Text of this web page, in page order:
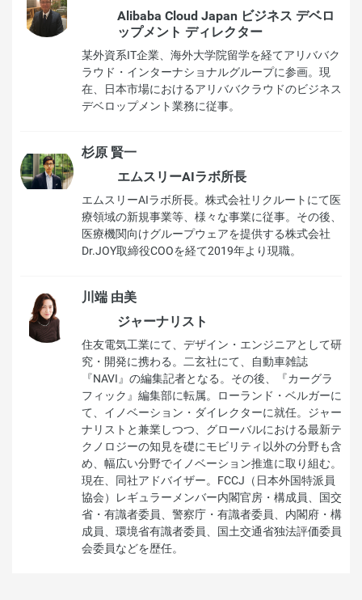
Alibaba Cloud Japan ビジネス デベロ
ップメント ディレクター
某外資系IT企業、海外大学院留学を経てアリババク
ラウド・インターナショナルグループに参画。現
在、日本市場におけるアリババクラウドのビジネス
デベロップメント業務に従事。
杉原 賢一
エムスリーAIラボ所長
エムスリーAIラボ所長。株式会社リクルートにて医
療領域の新規事業等、様々な事業に従事。その後、
医療機関向けグループウェアを提供する株式会社
Dr.JOY取締役COOを経て2019年より現職。
川端 由美
ジャーナリスト
住友電気工業にて、デザイン・エンジニアとして研
究・開発に携わる。二玄社にて、自動車雑誌
『NAVI』の編集記者となる。その後、『カーグラ
フィック』編集部に転属。ローランド・ベルガーに
て、イノベーション・ダイレクターに就任。ジャー
ナリストと兼業しつつ、グローバルにおける最新テ
クノロジーの知見を礎にモビリティ以外の分野も含
め、幅広い分野でイノベーション推進に取り組む。
現在、同社アドバイザー。FCCJ（日本外国特派員
協会）レギュラーメンバー内閣官房・構成員、国交
省・有識者委員、警察庁・有識者委員、内閣府・構
成員、環境省有識者委員、国土交通省独法評価委員
会委員などを歴任。